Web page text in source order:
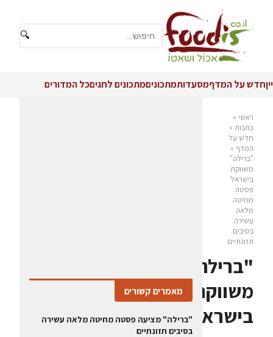
🔍
ייןחדש על המדףמסעדותמתכוניםמתכונים לחגיםכל המדורים
ראשי »
כתבות »
חדש על
המדף »
"ברילה"
משווקת
בישראל
פסטה
מחיטה
מלאה
עשירה
בסיבים
תזונתיים
"ברילה"
משווקת
בישראל
מאמרים קשורים
"ברילה" מציעה פסטה מחיטה מלאה עשירה
בסיבים תזונתיים